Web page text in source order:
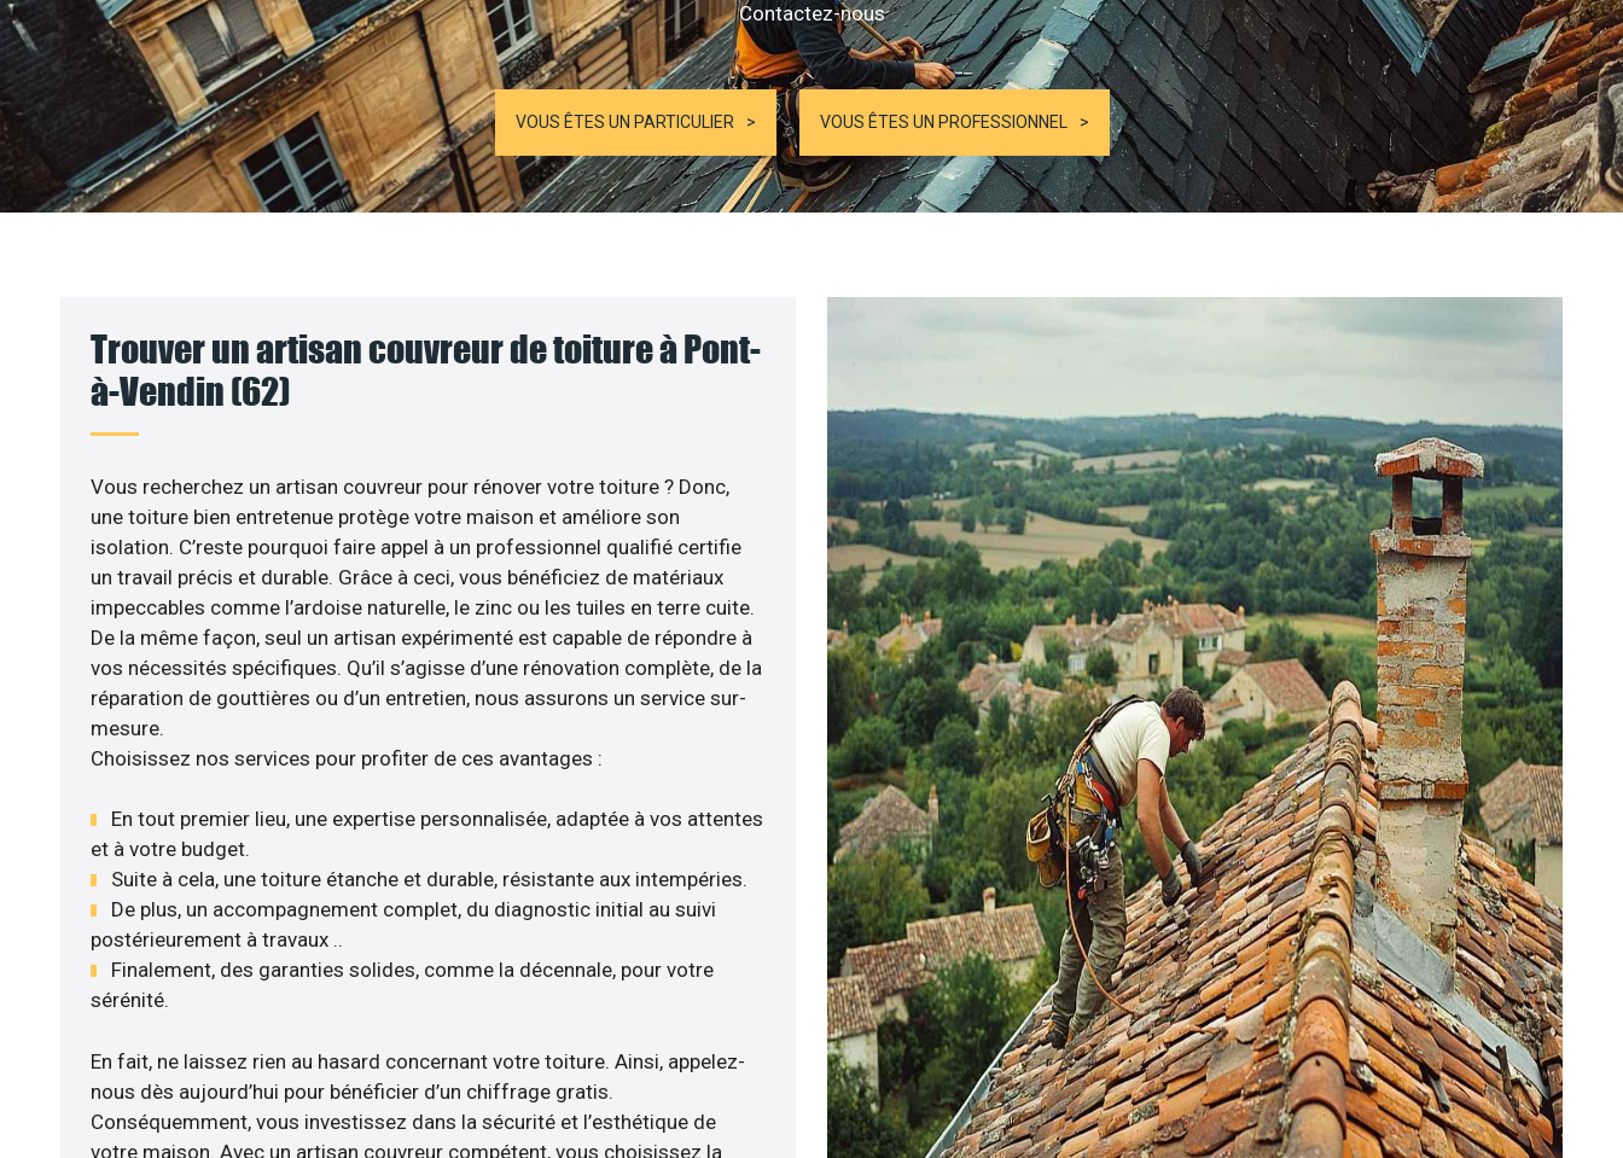
Contactez-nous
VOUS ÊTES UN PARTICULIER VOUS ÊTES UN PROFESSIONNEL
Trouver un artisan couvreur de toiture à Pont-
à-Vendin (62)
Vous recherchez un artisan couvreur pour rénover votre toiture ? Donc,
une toiture bien entretenue protège votre maison et améliore son
isolation. C’reste pourquoi faire appel à un professionnel qualifié certifie
un travail précis et durable. Grâce à ceci, vous bénéficiez de matériaux
impeccables comme l’ardoise naturelle, le zinc ou les tuiles en terre cuite.
De la même façon, seul un artisan expérimenté est capable de répondre à
vos nécessités spécifiques. Qu’il s’agisse d’une rénovation complète, de la
réparation de gouttières ou d’un entretien, nous assurons un service sur-
mesure.
Choisissez nos services pour profiter de ces avantages :
En tout premier lieu, une expertise personnalisée, adaptée à vos attentes
et à votre budget.
Suite à cela, une toiture étanche et durable, résistante aux intempéries.
De plus, un accompagnement complet, du diagnostic initial au suivi
postérieurement à travaux ..
Finalement, des garanties solides, comme la décennale, pour votre
sérénité.
En fait, ne laissez rien au hasard concernant votre toiture. Ainsi, appelez-
nous dès aujourd’hui pour bénéficier d’un chiffrage gratis.
Conséquemment, vous investissez dans la sécurité et l’esthétique de
votre maison. Avec un artisan couvreur compétent, vous choisissez la